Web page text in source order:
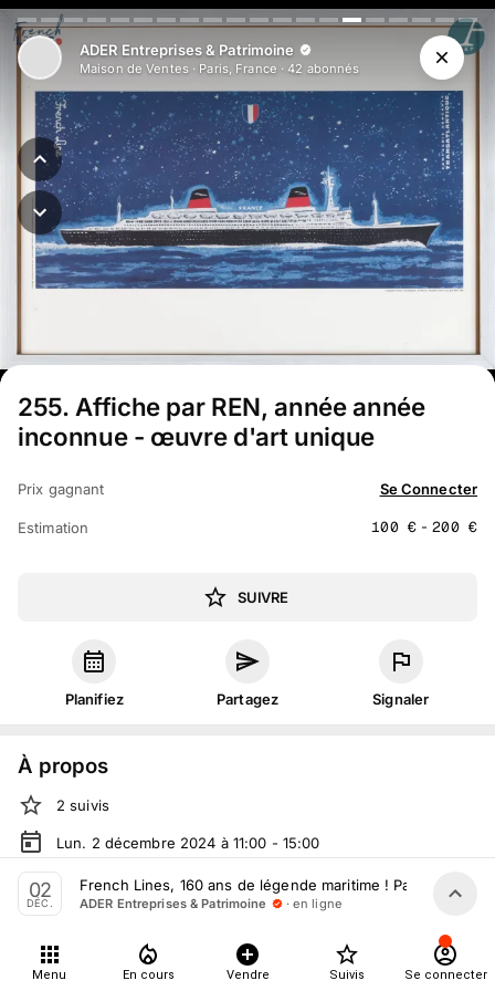
Aller au contenu principal
ADER Entreprises & Patrimoine
Maison de Ventes· Paris, France · 42 abonnés
255. Affiche par REN, année année
inconnue - œuvre d'art unique
Prix gagnant Se Connecter
Estimation 100 € -200 €
SUIVRE
Planifiez Partagez Signaler
À propos
2 suivis
Lun. 2 décembre 2024 à 11:00 - 15:00
Vente volontaire
organiséepar
ADER Entreprises &
Patrimoine
Tout le monde peut participer
02
DÉC.
French Lines, 160 ans de légende maritime ! Partie II
ADER Entreprises & Patrimoine · en ligne
Menu En cours Vendre Suivis Se connecter